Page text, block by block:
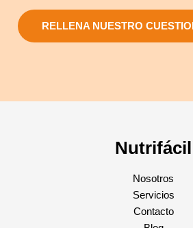
RELLENA NUESTRO
Nutrifácil
Nosotros
Servicios
Contacto